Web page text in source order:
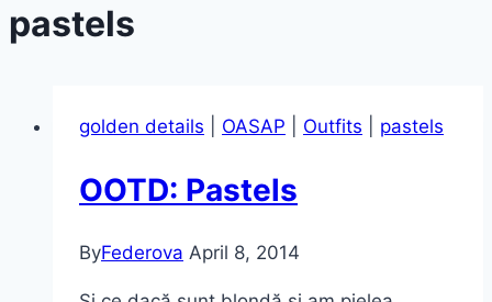
pastels
golden details OASAP Outfits pastels
OOTD: Pastels
ByFederova April 8, 2014